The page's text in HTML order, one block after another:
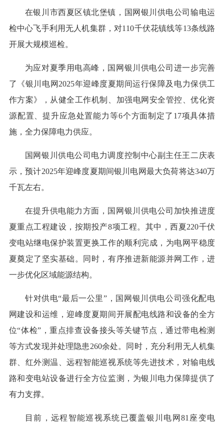
在银川市西夏区镇北堡镇，国网银川供电公司输电运
检中心飞手利用无人机集群，对110千伏花镇线等13条线路
开展大规模巡检。
为应对夏季用电高峰，国网银川供电公司进一步完善
了《银川电网2025年迎峰度夏期间运行保障及电力保供工
作方案》，从健全工作机制、加强电网安全管控、优化资
源配置、提升应急处置能力等6个方面制定了17项具体措
施，全力保障电力供应。
国网银川供电公司电力调度控制中心副主任王二庆表
示，预计2025年迎峰度夏期间银川电网最大负荷将达340万
千瓦左右。
在提升供电能力方面，国网银川供电公司加快推进度
夏重点工程建设，按期投产8项工程。其中，西夏220千伏
变电站继电保护装置更换工作的顺利完成，为电网平稳度
夏奠定了坚实基础。同时，有序推进新能源并网工作，进
一步优化区域能源结构。
针对供电“最后一公里”，国网银川供电公司强化配电
网建设和运维，迎峰度夏期间开展配电线路和设备的全方
位“体检”，重点排查设备接头等关键节点，通过带电检测
等方式发现并处理隐患260余处。同时，充分利用无人机集
群、红外测温、远程智能巡视系统等先进技术，对输电线
路和变电站设备进行全方位监测，为银川电力保障提供了
有力支撑。
目前，远程智能巡视系统已覆盖银川电网81座变电